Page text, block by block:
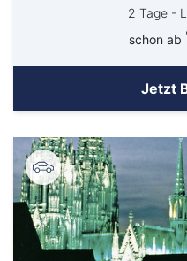
Berlin
Bitburg
Borken
Bremerhaven
Bremervörde
Coburg
2 Tage -
schon ab
Jetzt